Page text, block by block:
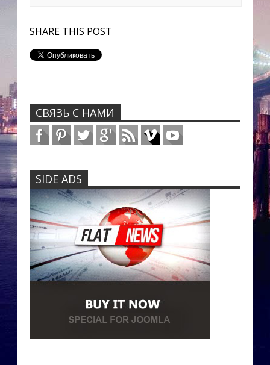
SHARE THIS POST
СВЯЗЬ С НАМИ
SIDE ADS